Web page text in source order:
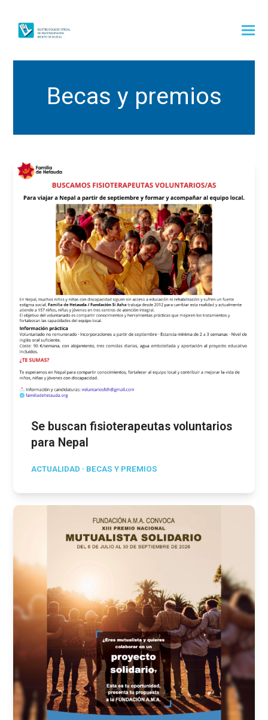
Becas y premios
Se buscan fisioterapeutas voluntarios
para Nepal
ACTUALIDAD · BECAS Y PREMIOS